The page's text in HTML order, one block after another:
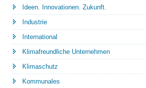
Ideen. Innovationen. Zukunft.
Industrie
International
Klimafreundliche Unternehmen
Klimaschutz
Kommunales